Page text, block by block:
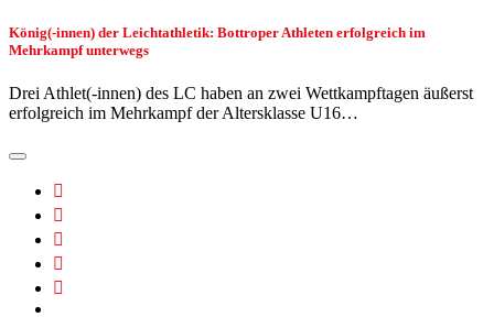
König(-innen) der Leichtathletik: Bottroper Athleten erfolgreich im
Mehrkampf unterwegs
Drei Athlet(-innen) des LC haben an zwei Wettkampftagen äußerst
erfolgreich im Mehrkampf der Altersklasse U16…